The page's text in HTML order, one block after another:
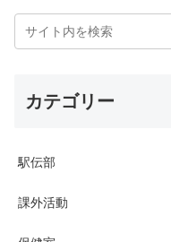
カテゴリー
駅伝部
課外活動